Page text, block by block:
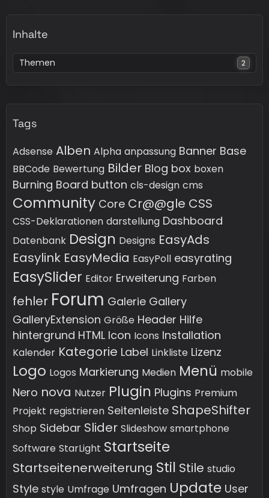
Inhalte
Themen 2
Tags
Adsense Alben Alpha anpassung Banner Base
BBCode Bewertung Bilder Blog box boxen
Burning Board button cls-design cms
Community Core Cr@@gle CSS
CSS-Deklarationen darstellung Dashboard
Datenbank Design Designs EasyAds
Easylink EasyMedia EasyPoll easyrating
EasySlider Editor Erweiterung Farben
fehler Forum Galerie Gallery
GalleryExtension Größe Header Hilfe
hintergrund HTML Icon Icons Installation
Kalender Kategorie Label Linkliste Lizenz
Logo Logos Markierung Medien Menü mobile
Nero nova Nutzer Plugin Plugins Premium
Projekt registrieren Seitenleiste ShapeShifter
Shop Sidebar Slider Slideshow smartphone
Software StarLight Startseite
Startseitenerweiterung Stil Stile studio
Style style Umfrage Umfragen Update User